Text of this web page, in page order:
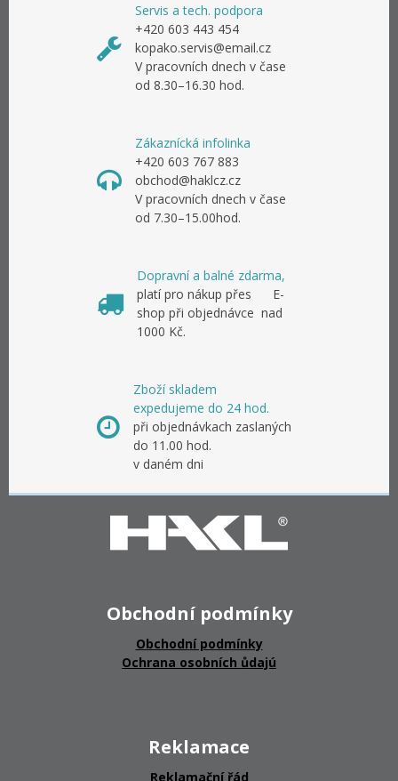
Servis a tech. podpora
+420 603 443 454
kopako.servis@email.cz
V pracovních dnech v čase
od 8.30–16.30 hod.
Zákaznícká infolinka
+420 603 767 883
obchod@haklcz.cz
V pracovních dnech v čase
od 7.30–15.00hod.
Dopravní a balné zdarma,
platí pro nákup přes E-
shop při objednávce nad
1000 Kč.
Zboží skladem
expedujeme do 24 hod.
při objednávkach zaslaných
do 11.00 hod.
v daném dni
Obchodní podmínky
Obchodní podmínky
Ochrana osobních ůdajú
Reklamace
Reklamační řád